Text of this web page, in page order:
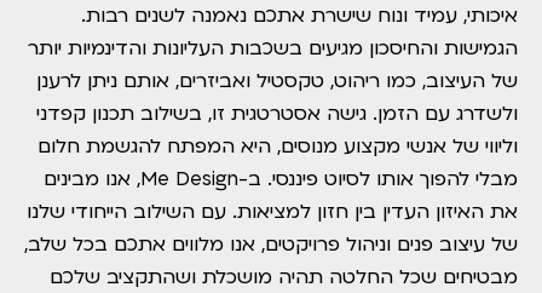
איכותי, עמיד ונוח שישרת אתכם נאמנה לשנים רבות.
הגמישות והחיסכון מגיעים בשכבות העליונות והדינמיות יותר
של העיצוב, כמו ריהוט, טקסטיל ואביזרים, אותם ניתן לרענן
ולשדרג עם הזמן. גישה אסטרטגית זו, בשילוב תכנון קפדני
וליווי של אנשי מקצוע מנוסים, היא המפתח להגשמת חלום
מבלי להפוך אותו לסיוט פיננסי. ב-Me Design, אנו מבינים
את האיזון העדין בין חזון למציאות. עם השילוב הייחודי שלנו
של עיצוב פנים וניהול פרויקטים, אנו מלווים אתכם בכל שלב,
מבטיחים שכל החלטה תהיה מושכלת ושהתקציב שלכם